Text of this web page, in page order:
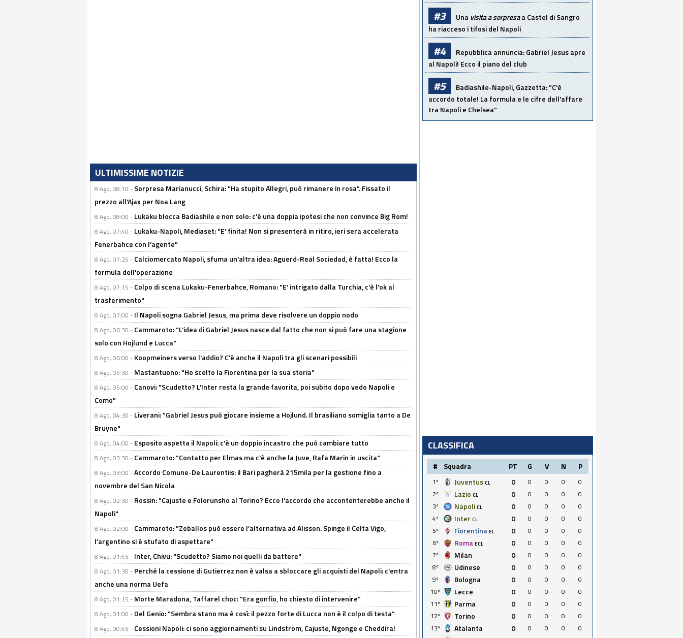
ULTIMISSIME NOTIZIE
8 Ago, 08:10 - Sorpresa Marianucci, Schira: "Ha stupito Allegri, può rimanere in rosa". Fissato il
prezzo all'Ajax per Noa Lang
8 Ago, 08:00 - Lukaku blocca Badiashile e non solo: c'è una doppia ipotesi che non convince Big Rom!
8 Ago, 07:40 - Lukaku-Napoli, Mediaset: "E' finita! Non si presenterà in ritiro, ieri sera accelerata
Fenerbahce con l'agente"
8 Ago, 07:25 - Calciomercato Napoli, sfuma un'altra idea: Aguerd-Real Sociedad, è fatta! Ecco la
formula dell'operazione
8 Ago, 07:15 - Colpo di scena Lukaku-Fenerbahce, Romano: "E' intrigato dalla Turchia, c'è l'ok al
trasferimento"
8 Ago, 07:00 - Il Napoli sogna Gabriel Jesus, ma prima deve risolvere un doppio nodo
8 Ago, 06:30 - Cammaroto: "L’idea di Gabriel Jesus nasce dal fatto che non si può fare una stagione
solo con Hojlund e Lucca"
8 Ago, 06:00 - Koopmeiners verso l'addio? C'è anche il Napoli tra gli scenari possibili
8 Ago, 05:30 - Mastantuono: "Ho scelto la Fiorentina per la sua storia"
8 Ago, 05:00 - Canovi: "Scudetto? L'Inter resta la grande favorita, poi subito dopo vedo Napoli e
Como"
8 Ago, 04:30 - Liverani: "Gabriel Jesus può giocare insieme a Hojlund. Il brasiliano somiglia tanto a De
Bruyne"
8 Ago, 04:00 - Esposito aspetta il Napoli: c'è un doppio incastro che può cambiare tutto
8 Ago, 03:30 - Cammaroto: "Contatto per Elmas ma c'è anche la Juve, Rafa Marin in uscita"
8 Ago, 03:00 -Accordo Comune-De Laurentiis: il Bari pagherà 215mila per la gestione fino a
novembre del San Nicola
8 Ago, 02:30 - Rossin: "Cajuste e Folorunsho al Torino? Ecco l'accordo che accontenterebbe anche il
Napoli"
8 Ago, 02:00 - Cammaroto: "Zeballos può essere l’alternativa ad Alisson. Spinge il Celta Vigo,
l’argentino si è stufato di aspettare"
8 Ago, 01:45 - Inter, Chivu: "Scudetto? Siamo noi quelli da battere"
8 Ago, 01:30 - Perché la cessione di Gutierrez non è valsa a sbloccare gli acquisti del Napoli: c'entra
anche una norma Uefa
8 Ago, 01:15 - Morte Maradona, Taffarel choc: "Era gonfio, ho chiesto di intervenire"
8 Ago, 01:00 - Del Genio: "Sembra stano ma è così: il pezzo forte di Lucca non è il colpo di testa"
8 Ago, 00:45 - Cessioni Napoli: ci sono aggiornamenti su Lindstrom, Cajuste, Ngonge e Cheddira!
#3 Una visita a sorpresaa Castel di Sangro
ha riacceso i tifosi del Napoli
#4
Repubblica annuncia: Gabriel Jesus apre
al Napoli! Ecco il piano del club
#5
Badiashile-Napoli, Gazzetta: "C'è
accordo totale! La formula e le cifre dell'affare
tra Napoli e Chelsea"
CLASSIFICA
# Squadra PT G V N P
1º Juventus CL 0 0 0 0
0
2º
Lazio CL 0 0 0 0
0
3º
Napoli CL 0 0 0 0
0
4º
Inter CL 0 0 0 0
0
5º
Fiorentina EL 0 0 0 0
0
6º
Roma ECL 0 0 0 0
0
7º
Milan 0 0 0 0
0
8º
Udinese 0 0 0 0
0
9º
Bologna 0 0 0 0
0
10º
Lecce 0 0 0 0
0
11º
Parma 0 0 0 0
0
12º
Torino 0 0 0 0
0
13º
Atalanta 0 0 0 0
0